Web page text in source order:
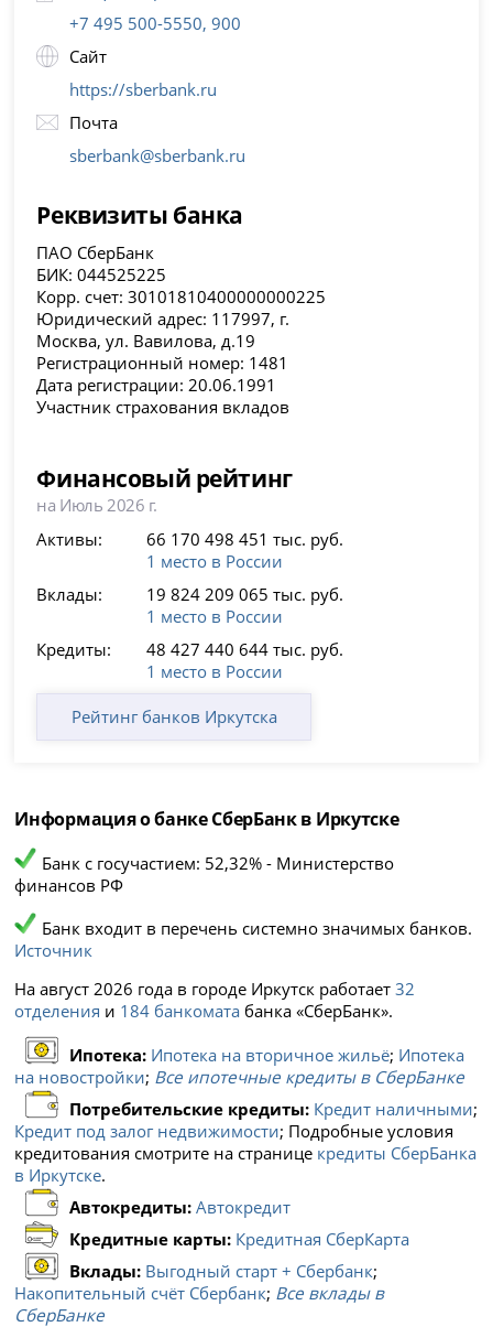
+7 495 500-5550, 900
Сайт
https://sberbank.ru
Почта
sberbank@sberbank.ru
Реквизиты банка
ПАО СберБанк
БИК: 044525225
Корр. счет: 30101810400000000225
Юридический адрес: 117997, г.
Москва, ул. Вавилова, д.19
Регистрационный номер: 1481
Дата регистрации: 20.06.1991
Участник страхования вкладов
Финансовый рейтинг
на Июль 2026 г.
Активы:
66 170 498 451 тыс. руб.
1 место в России
Вклады:
19 824 209 065 тыс. руб.
1 место в России
Кредиты:
48 427 440 644 тыс. руб.
1 место в России
Рейтинг банков Иркутска
Информация о банке СберБанк в Иркутске
Банк с госучастием: 52,32% - Министерство
финансов РФ
Банк входит в перечень системно значимых банков.
Источник
На август 2026 года в городе Иркутск работает32
отделения и 184 банкомата банка «СберБанк».
Ипотека: Ипотека на вторичное жильё; Ипотека
на новостройки; Все ипотечные кредиты в СберБанке
Потребительские кредиты: Кредит наличными;
Кредит под залог недвижимости; Подробные условия
кредитования смотрите на странице кредиты СберБанка
в Иркутске.
Автокредиты:Автокредит
Кредитные карты: Кредитная СберКарта
Вклады: Выгодный старт + Сбербанк;
Накопительный счёт Сбербанк; Все вклады в
СберБанке